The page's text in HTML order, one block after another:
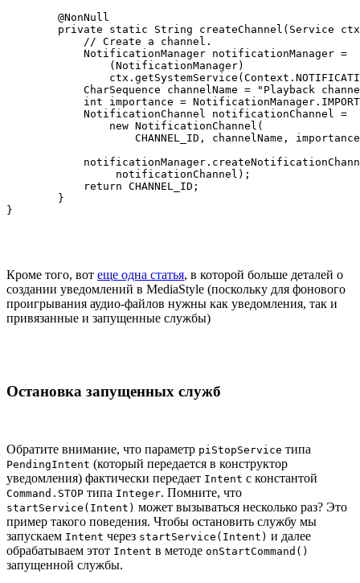
        @NonNull
private static String createChannel(Service
            // Create a channel.
            NotificationManager notificationManager =
                (NotificationManager)
CharSequence channelName = "Playback
int importance =
            NotificationChannel notificationChannel =
                new NotificationChannel(
CHANNEL_ID, channelName,
                 notificationChannel);
            return CHANNEL_ID;
        }
}
Кроме того, вот еще одна статья, в которой больше деталей о
создании уведомлений в MediaStyle (поскольку для фонового
проигрывания аудио-файлов нужны как уведомления, так и
привязанные и запущенные службы)
Остановка запущенных служб
Обратите внимание, что параметр piStopService типа
PendingIntent (который передается в конструктор
уведомления) фактически передает Intent с константой
Command.STOP типа Integer. Помните, что
startService(Intent) может вызываться несколько раз? Это
пример такого поведения. Чтобы остановить службу мы
запускаем Intent через startService(Intent) и далее
обрабатываем этот Intent в методе onStartCommand()
запущенной службы.